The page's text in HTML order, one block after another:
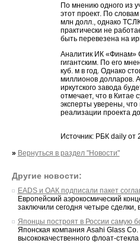
По мнению одного из
этот проект. По
млн долл., однако
практически не
быть перевезена на
Аналитик ИК «Финам»
гигантским. По его
куб. м в год. Однако
миллионов долларов.
иркутского завода
отмечает, что в Китае
эксперты уверены,
реализации проекта
Источник: РБК daily от
» Вернуться в раздел "Новости"
Другие новости:
EADS и ОАК подписали пакет
Европейский аэрокосмический
заключили сегодня четыре
Японцы построят в России самую
Японская компания Asahi Glass
высококачественного флоат-